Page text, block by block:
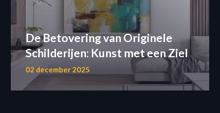
De Betovering van Originele
Schilderijen: Kunst met een Ziel
02 december 2025